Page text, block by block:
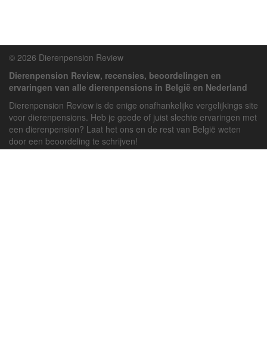
© 2026 Dierenpension Review
Dierenpension Review, recensies, beoordelingen en
ervaringen van alle dierenpensions in België en Nederland
Dierenpension Review is de enige onafhankelijke vergelijkings site
voor dierenpensions. Heb je goede of juist slechte ervaringen met
een dierenpension? Laat het ons en de rest van België weten
door een beoordeling te schrijven!